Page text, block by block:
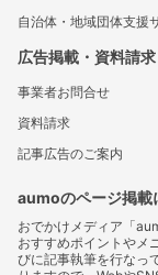
自治体・地域団体支援
広告掲載・資料請求
事業者お問合せ
資料請求
記事広告のご案内
aumoのページ掲載
おでかけメディア「
おすすめポイントやメ
びに記事執筆を行なっ